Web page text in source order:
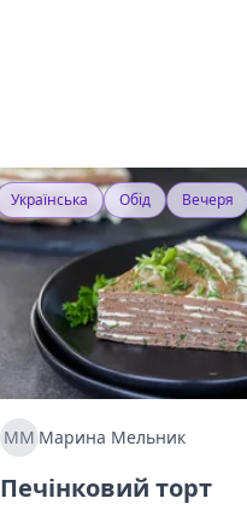
Українська Обід Вечеря
МММарина Мельник
Печінковий торт